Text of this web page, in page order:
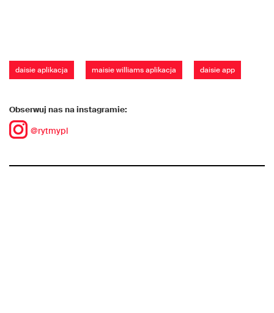
daisie aplikacja maisie williams aplikacja daisie app
Obserwuj nas na instagramie:
@rytmypl